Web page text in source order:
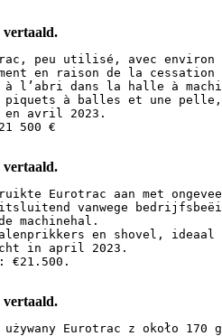
vertaald.
peu utilisé, avec
en raison de la
l’abri dans la halle à
piquets à balles et une
en avril 2023.
500 €
vertaald.
Eurotrac aan met
uitsluitend vanwege
machinehal.
en shovel,
in april 2023.
€21.500.
vertaald.
używany Eurotrac z około